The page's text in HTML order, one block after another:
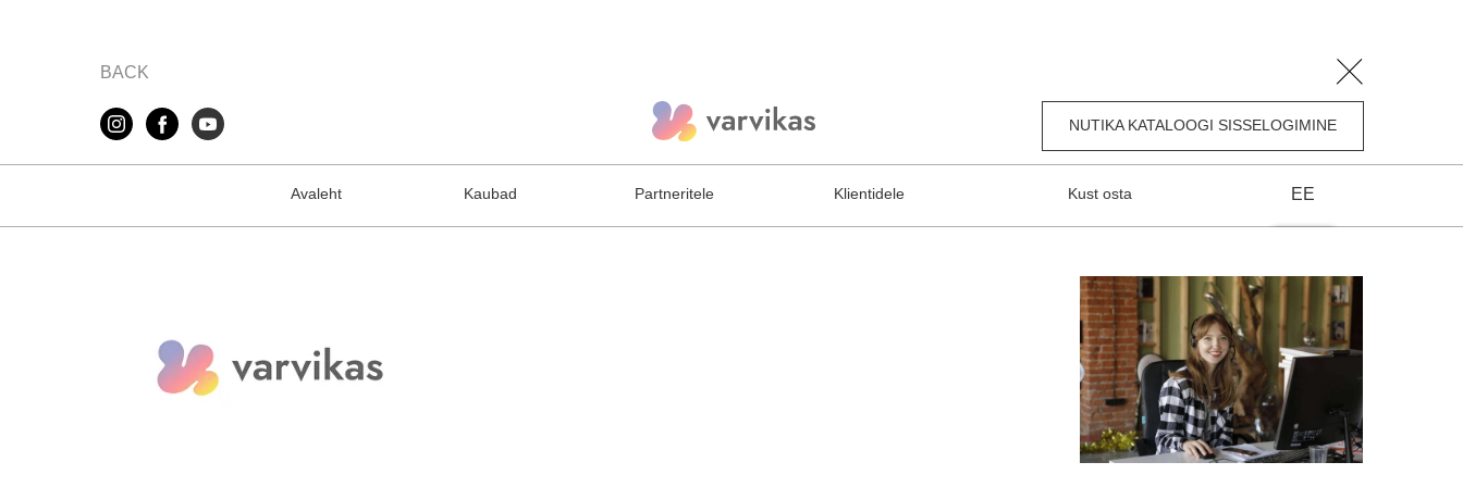
BACK
NUTIKA KATALOOGI SISSELOGIMINE
Avaleht Kaubad Partneritele Klientidele Kust osta EE
PL
LV